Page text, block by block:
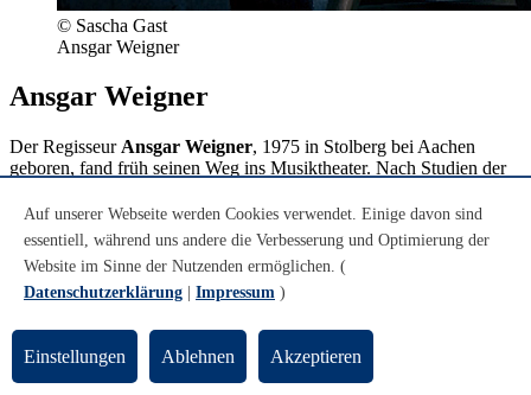
© Sascha Gast
Ansgar Weigner
Ansgar Weigner
Der Regisseur Ansgar Weigner, 1975 in Stolberg bei Aachen
geboren, fand früh seinen Weg ins Musiktheater. Nach Studien der
seine Magisterarbeit schrieb er über Strauss’Die Frau ohne Schatten
– führten ihn erste Hospitanzen an renommierte Häuser wie die
Semperoper Dresden, das Saarländische Staatstheater und die
Deutsche Oper am Rhein.
Hessischen Staatstheater Wiesbaden, insbesondere die
Zusammenarbeit mit Dietrich W. Hilsdorf. Seit 2007/08 arbeitet
Weigner freiberuflich und hat bis 2026 rund 70 Inszenierungen
Auf unserer Webseite werden Cookies verwendet. Einige davon sind
essentiell, während uns andere die Verbesserung und Optimierung der
Website im Sinne der Nutzenden ermöglichen. (
Datenschutzerklärung
Impressum )
Einstellungen Ablehnen Akzeptieren